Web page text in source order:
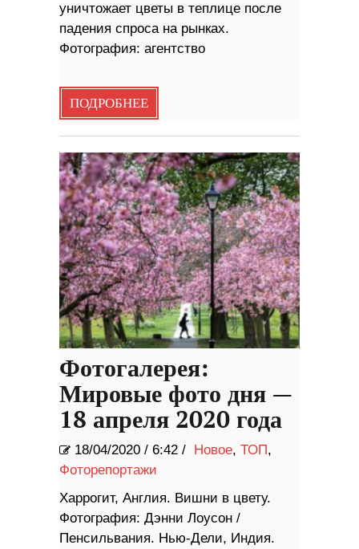
уничтожает цветы в теплице после
падения спроса на рынках.
Фотография: агентство
ПОДРОБНЕЕ
Фотогалерея:
Мировые фото дня —
18 апреля 2020 года
18/04/2020 / 6:42 / Новое, ТОП,
Фоторепортажи
Харрогит, Англия. Вишни в цвету.
Фотография: Дэнни Лоусон /
Пенсильвания. Нью-Дели, Индия.